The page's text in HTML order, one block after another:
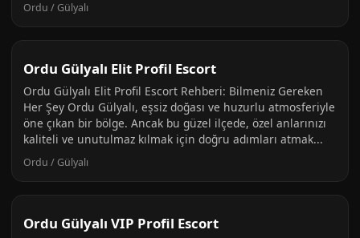
Ordu / Gülyalı
Ordu Gülyalı Elit Profil Escort
Ordu Gülyalı Elit Profil Escort Rehberi: Bilmeniz Gereken
Her Şey Ordu Gülyalı, eşsiz doğası ve huzurlu atmosferiyle
öne çıkan bir bölge. Ancak bu güzel ilçede, özel anlarınızı
kaliteli ve unutulmaz kılmak için doğru adımları atmak...
Ordu / Gülyalı
Ordu Gülyalı VIP Profil Escort